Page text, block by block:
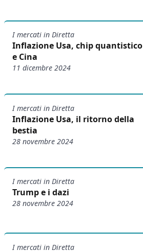
I mercati in Diretta
Inflazione Usa, chip quantistico
e Cina
11 dicembre 2024
I mercati in Diretta
Inflazione Usa, il ritorno della
bestia
28 novembre 2024
I mercati in Diretta
Trump e i dazi
28 novembre 2024
I mercati in Diretta